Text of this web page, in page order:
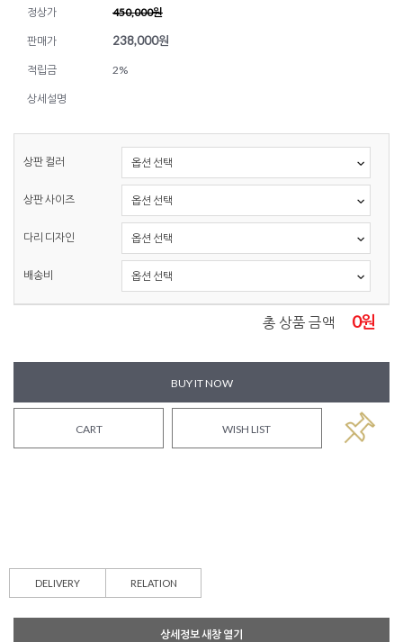
정상가 450,000원
판매가 238,000원
적립금 2%
상세설명
상판 컬러
상판 사이즈
다리 디자인
배송비
총 상품 금액 0원
BUY IT NOW
CART WISH LIST
DELIVERY RELATION
상세정보 새창 열기